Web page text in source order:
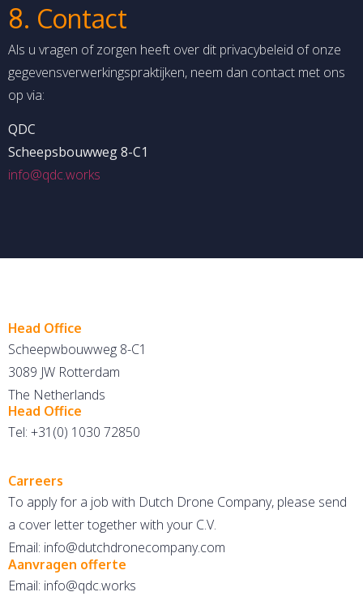
8. Contact
Als u vragen of zorgen heeft over dit privacybeleid of onze
gegevensverwerkingspraktijken, neem dan contact met ons
op via:
QDC
Scheepsbouwweg 8-C1
info@qdc.works
Head Office
Scheepwbouwweg 8-C1
3089 JW Rotterdam
The Netherlands
Head Office
Tel: +31(0) 1030 72850
Carreers
To apply for a job with Dutch Drone Company, please send
a cover letter together with your C.V.
Email: info@dutchdronecompany.com
Aanvragen offerte
Email: info@qdc.works